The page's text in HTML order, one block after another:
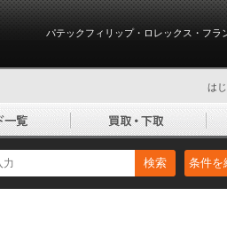
パテックフィリップ・ロレックス・フ
は
検索 条件を